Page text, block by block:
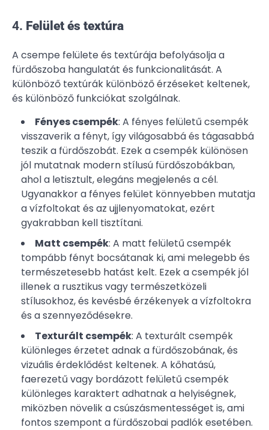
4. Felület és textúra
A csempe felülete és textúrája befolyásolja a
fürdőszoba hangulatát és funkcionalitását. A
különböző textúrák különböző érzéseket keltenek,
és különböző funkciókat szolgálnak.
Fényes csempék: A fényes felületű csempék
visszaverik a fényt, így világosabbá és tágasabbá
teszik a fürdőszobát. Ezek a csempék különösen
jól mutatnak modern stílusú fürdőszobákban,
ahol a letisztult, elegáns megjelenés a cél.
Ugyanakkor a fényes felület könnyebben mutatja
a vízfoltokat és az ujjlenyomatokat, ezért
gyakrabban kell tisztítani.
Matt csempék: A matt felületű csempék
tompább fényt bocsátanak ki, ami melegebb és
természetesebb hatást kelt. Ezek a csempék jól
illenek a rusztikus vagy természetközeli
stílusokhoz, és kevésbé érzékenyek a vízfoltokra
és a szennyeződésekre.
Texturált csempék: A texturált csempék
különleges érzetet adnak a fürdőszobának, és
vizuális érdeklődést keltenek. A kőhatású,
faerezetű vagy bordázott felületű csempék
különleges karaktert adhatnak a helyiségnek,
miközben növelik a csúszásmentességet is, ami
fontos szempont a fürdőszobai padlók esetében.